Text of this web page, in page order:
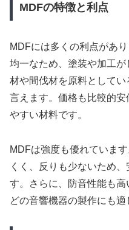
MDFの特徴と利点
MDFには多くの利点があ
均一なため、塗装や加工
材や間伐材を原料として
言えます。価格も比較的
やすい材料です。
MDFは強度も優れていま
くく、反りも少ないため
す。さらに、防音性能も
どの音響機器の製作にも適